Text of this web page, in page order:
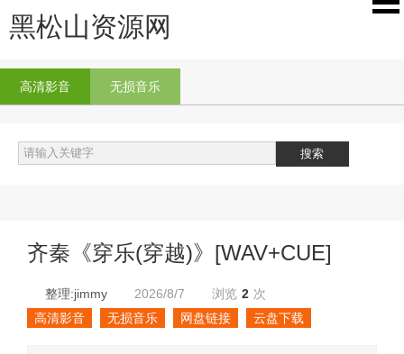
黑松山资源网
高清影音 无损音乐
齐秦《穿乐(穿越)》[WAV+CUE]
整理:jimmy 2026/8/7 浏览 2 次
高清影音
无损音乐 网盘链接 云盘下载